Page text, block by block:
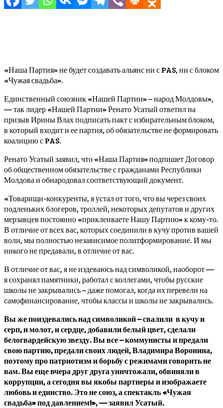
«Наша Партия» не будет создавать альянс ни с PAS, ни с блоком
«Чужая свадьба».
Единственный союзник «Нашей Партии» – народ Молдовы»,
— так лидер «Нашей Партии» Ренато Усатый ответил на
призыв Ирины Влах подписать пакт с избирательным блоком,
в который входит и ее партия, об обязательстве не формировать
коалицию с PAS.
Ренато Усатый заявил, что «Наша Партия» подпишет Договор
об общественном обязательстве с гражданами Республики
Молдова и обнародовал соответствующий документ.
«Товарищи-конкуренты, я устал от того, что вы через своих
подленьких блогеров, троллей, некоторых депутатов и других
мерзавцев постоянно «приклеиваете Нашу Партию» к кому-то.
В отличие от всех вас, которых соединили в кучу против вашей
воли, мы полностью независимое политформирование. И мы
никого не предавали, в отличие от вас.
В отличие от вас, я не издеваюсь над символикой, наоборот —
я сохранял памятники, работал с коллегами, чтобы русские
школы не закрывались – даже помогал, когда их перевели на
самофинансирование, чтобы классы и школы не закрывались.
Вы же поиздевались над символикой – свалили в кучу и
серп, и молот, и сердце, добавили белый цвет, сделали
белогвардейскую звезду. Вы все – коммунисты и предали
свою партию, предали своих людей, Владимира Воронина,
поэтому про патриотизм и борьбу с режимами говорить не
вам. Вы еще вчера друг друга уничтожали, обвиняли в
коррупции, а сегодня вы якобы партнеры и изображаете
любовь и единство. Это не союз, а спектакль «Чужая
свадьба» под давлением!», — заявил Усатый.